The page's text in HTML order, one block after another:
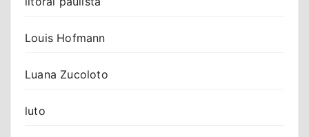
Louis Hofmann
Luana Zucoloto
luto